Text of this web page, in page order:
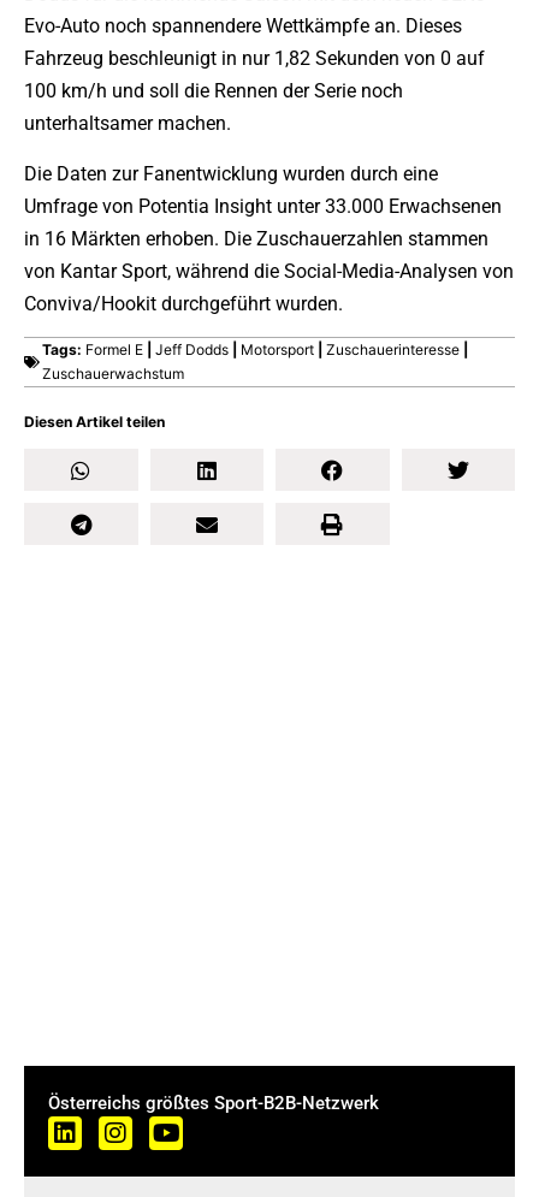
Diesen Artikel teilen
Evo-Auto noch spannendere Wettkämpfe an. Dieses
Fahrzeug beschleunigt in nur 1,82 Sekunden von 0 auf
100 km/h und soll die Rennen der Serie noch
unterhaltsamer machen.
Die Daten zur Fanentwicklung wurden durch eine
Umfrage von Potentia Insight unter 33.000 Erwachsenen
in 16 Märkten erhoben. Die Zuschauerzahlen stammen
von Kantar Sport, während die Social-Media-Analysen von
Conviva/Hookit durchgeführt wurden.
Tags: Formel E Jeff Dodds Motorsport Zuschauerinteresse
Zuschauerwachstum
Österreichs größtes Sport-B2B-Netzwerk